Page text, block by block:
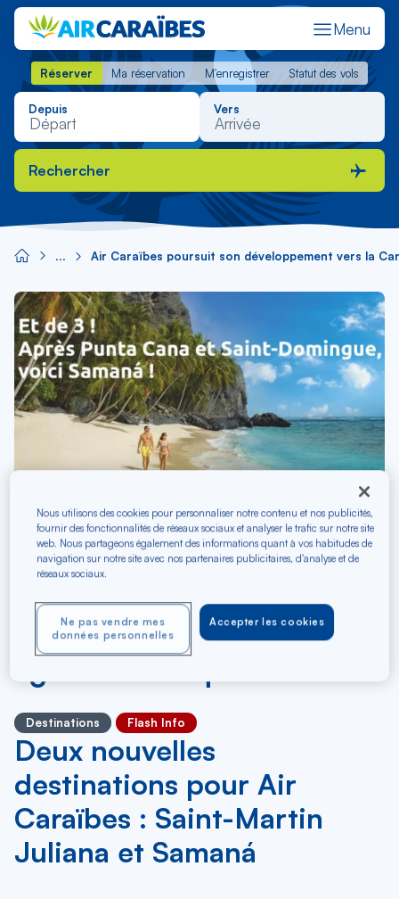
Menu
Réserver Ma réservation M'enregistrer Statut des vols
Réserver Ma réservation M'enregistrer Statut des vols
Depuis Vers
Rechercher
Air Caraïbes poursuit son développement vers la
08/10/2025
Air Caraïbes poursuit son
développement vers la
Caraïbe et renforce ses
lignes historiques
Destinations Flash Info
Deux nouvelles
destinations pour Air
Caraïbes : Saint-Martin
Juliana et Samaná
Nous utilisons des cookies pour personnaliser notre contenu et nos publicités,
fournir des fonctionnalités de réseaux sociaux et analyser le trafic sur notre site
web. Nous partageons également des informations quant à vos habitudes de
navigation sur notre site avec nos partenaires publicitaires, d'analyse et de
réseaux sociaux.
Accepter les cookies
Ne pas vendre mes
données personnelles